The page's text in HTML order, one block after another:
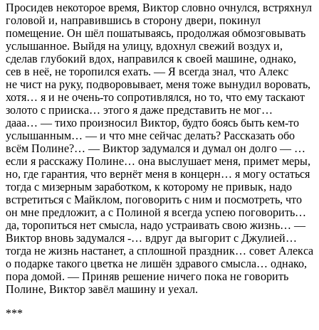
Просидев некоторое время, Виктор словно очнулся, встряхнул
головой и, направившись в сторону двери, покинул
помещение. Он шёл пошатываясь, продолжая обмозговывать
услышанное. Выйдя на улицу, вдохнул свежий воздух и,
сделав глубокий вдох, направился к своей машине, однако,
сев в неё, не торопился ехать. — Я всегда знал, что Алекс
не чист на руку, подворовывает, меня тоже вынудил воровать,
хотя… я и не очень-то сопротивлялся, но то, что ему таскают
золото с прииска… этого я даже представить не мог…
дааа… — тихо произносил Виктор, будто боясь быть кем-то
услышанным… — и что мне сейчас делать? Рассказать обо
всём Полине?… — Виктор задумался и думал он долго — …
если я расскажу Полине… она выслушает меня, примет меры,
но, где гарантия, что вернёт меня в концерн… я могу остаться
тогда с мизерным заработком, к которому не привык, надо
встретиться с Майклом, поговорить с ним и посмотреть, что
он мне предложит, а с Полиной я всегда успею поговорить…
да, торопиться нет смысла, надо устраивать свою жизнь… —
Виктор вновь задумался -… вдруг да выгорит с Джулией…
тогда не жизнь настанет, а сплошной праздник… совет Алекса
о подарке такого цветка не лишён здравого смысла… однако,
пора домой. — Приняв решение ничего пока не говорить
Полине, Виктор завёл машину и уехал.
***